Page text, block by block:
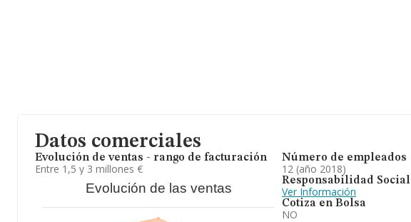
Datos comerciales
Evolución de ventas - rango de facturación
Entre 1,5 y 3 millones €
Evolución de las ventas
Número de empleados
12 (año 2018)
Responsabilidad
Ver Información
Cotiza en Bolsa
NO